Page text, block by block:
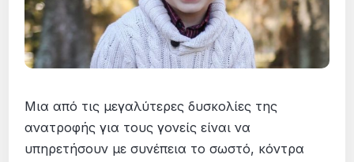
Μια από τις μεγαλύτερες δυσκολίες της
ανατροφής για τους γονείς είναι να
υπηρετήσουν με συνέπεια το σωστό, κόντρα